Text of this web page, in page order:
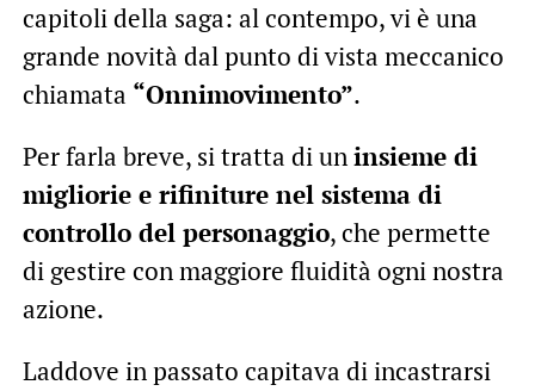
capitoli della saga: al contempo, vi è una
grande novità dal punto di vista meccanico
chiamata “Onnimovimento”.
Per farla breve, si tratta di uninsieme di
migliorie e rifiniture nel sistema di
controllo del personaggio, che permette
di gestire con maggiore fluidità ogni nostra
azione.
Laddove in passato capitava di incastrarsi